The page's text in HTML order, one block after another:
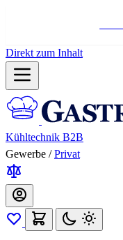
Direkt zum Inhalt
Kühltechnik B2B
Gewerbe / Privat